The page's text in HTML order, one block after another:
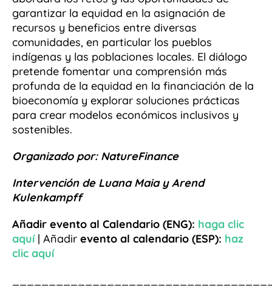
garantizar la equidad en la asignación de
recursos y beneficios entre diversas
comunidades, en particular los pueblos
indígenas y las poblaciones locales. El diálogo
pretende fomentar una comprensión más
profunda de la equidad en la financiación de la
bioeconomía y explorar soluciones prácticas
para crear modelos económicos inclusivos y
sostenibles.
Organizado por: NatureFinance
Intervención de Luana Maia y Arend
Kulenkampff
Añadir evento al Calendario (ENG): haga clic
aquí | Añadir evento al calendario (ESP): haz
clic aquí